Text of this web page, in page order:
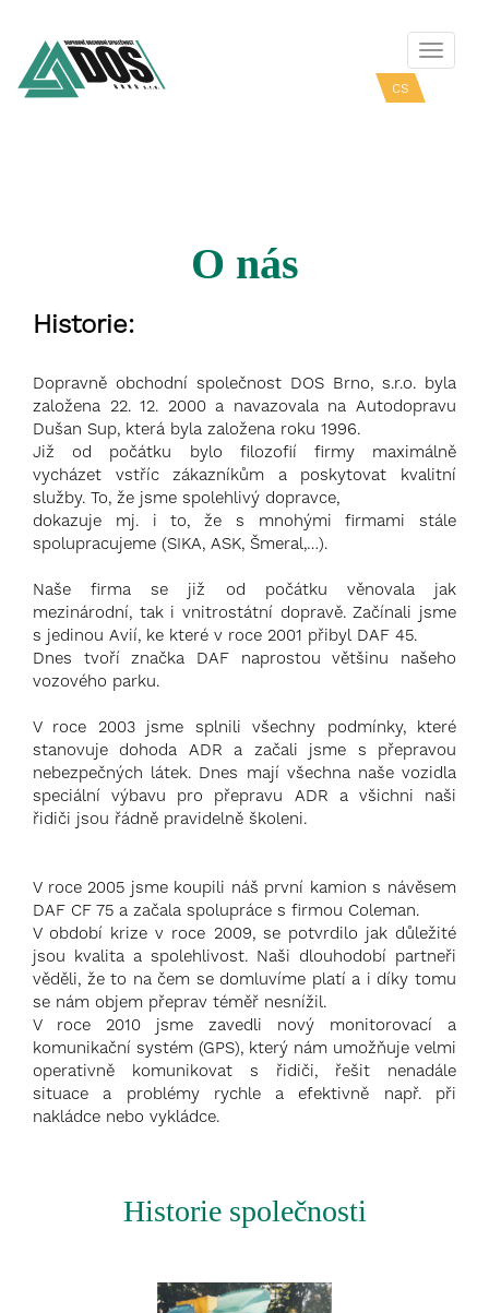
cs
O nás
Historie:
Dopravně obchodní společnost DOS Brno, s.r.o. byla
založena 22. 12. 2000 a navazovala na Autodopravu
Dušan Sup, která byla založena roku 1996.
Již od počátku bylo filozofií firmy maximálně
vycházet vstříc zákazníkům a poskytovat kvalitní
služby. To, že jsme spolehlivý dopravce,
dokazuje mj. i to, že s mnohými firmami stále
spolupracujeme (SIKA, ASK, Šmeral,…).
Naše firma se již od počátku věnovala jak
mezinárodní, tak i vnitrostátní dopravě. Začínali jsme
s jedinou Avií, ke které v roce 2001 přibyl DAF 45.
Dnes tvoří značka DAF naprostou většinu našeho
vozového parku.
V roce 2003 jsme splnili všechny podmínky, které
stanovuje dohoda ADR a začali jsme s přepravou
nebezpečných látek. Dnes mají všechna naše vozidla
speciální výbavu pro přepravu ADR a všichni naši
řidiči jsou řádně pravidelně školeni.
V roce 2005 jsme koupili náš první kamion s návěsem
DAF CF 75 a začala spolupráce s firmou Coleman.
V období krize v roce 2009, se potvrdilo jak důležité
jsou kvalita a spolehlivost. Naši dlouhodobí partneři
věděli, že to na čem se domluvíme platí a i díky tomu
se nám objem přeprav téměř nesnížil.
V roce 2010 jsme zavedli nový monitorovací a
komunikační systém (GPS), který nám umožňuje velmi
operativně komunikovat s řidiči, řešit nenadále
situace a problémy rychle a efektivně např. při
nakládce nebo vykládce.
Historie společnosti